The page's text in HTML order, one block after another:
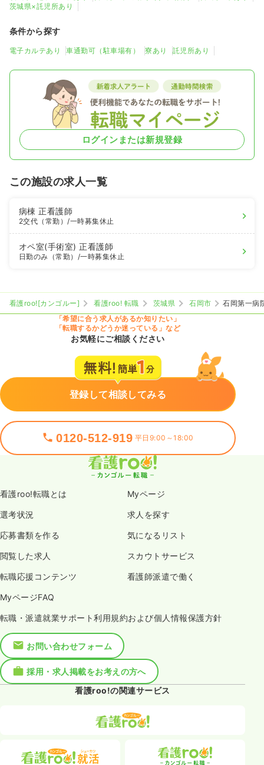
茨城県×託児所あり
条件から探す
電子カルテあり 車通勤可（駐車場有） 寮あり 託児所あり
ログインまたは新規登録
この施設の求人一覧
病棟正看護師
2交代（常勤）/一時募集休止
オペ室(手術室)正看護師
日勤のみ（常勤） /一時募集休止
看護roo![カンゴルー] 看護roo! 転職 茨城県 石岡市
石岡第一病
「希望に合う求人があるか知りたい」
「転職するかどうか迷っている」など
お気軽にご相談ください
登録して相談してみる
0120-512-919 平日9:00～18:00
看護roo!転職とは Myページ
選考状況 求人を探す
応募書類を作る 気になるリスト
閲覧した求人 スカウトサービス
転職応援コンテンツ 看護師派遣で働く
MyページFAQ
転職・派遣就業サポート利用規約および個人情報保護方針
お問い合わせフォーム
採用・求人掲載をお考えの方へ
看護roo!の関連サービス